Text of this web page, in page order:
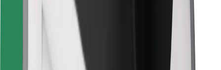
Leverandører
Vilkår og betingelser
Informasjonskapsler